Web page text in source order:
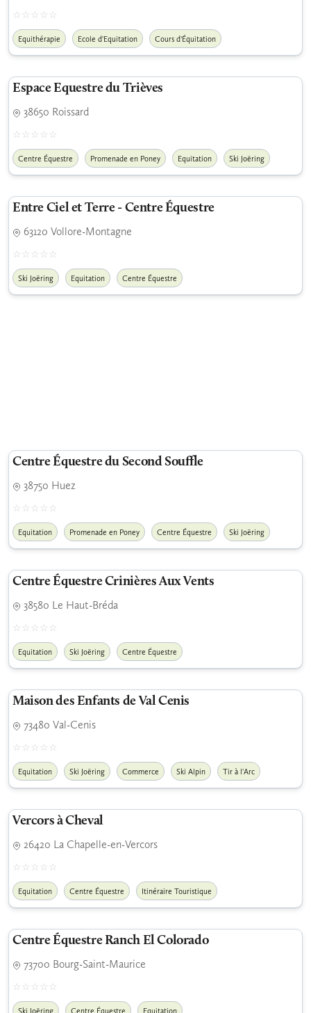
Equithérapie Ecole d'Equitation Cours d'Équitation
Espace Equestre du Trièves
38650 Roissard
Centre Équestre Promenade en Poney Equitation Ski Joëring
Entre Ciel et Terre - Centre Équestre
63120 Vollore-Montagne
Ski Joëring Equitation Centre Équestre
Centre Équestre du Second Souffle
38750 Huez
Equitation Promenade en Poney Centre Équestre Ski Joëring
Centre Équestre Crinières Aux Vents
38580 Le Haut-Bréda
Equitation Ski Joëring Centre Équestre
Maison des Enfants de Val Cenis
73480 Val-Cenis
Equitation Ski Joëring Commerce Ski Alpin Tir à l'Arc
Vercors à Cheval
26420 La Chapelle-en-Vercors
Equitation Centre Équestre Itinéraire Touristique
Centre Équestre Ranch El Colorado
73700 Bourg-Saint-Maurice